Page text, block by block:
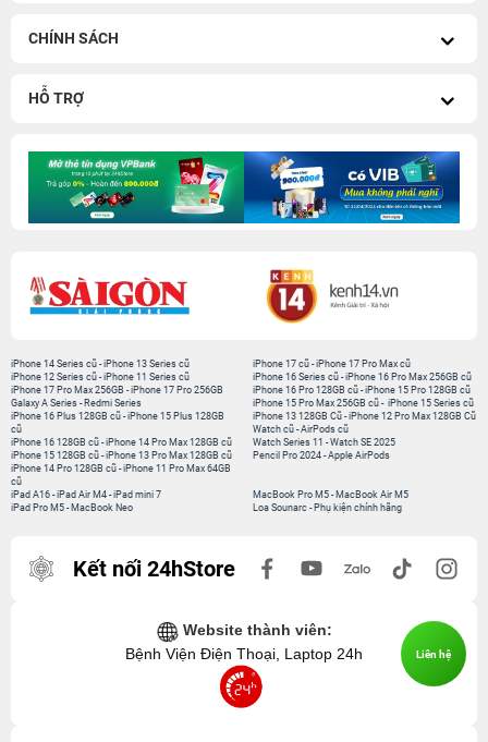
CHÍNH SÁCH
HỖ TRỢ
iPhone 14 Series cũ -iPhone 13 Series cũ
iPhone 12 Series cũ -iPhone 11 Series cũ
iPhone 17 Pro Max 256GB -iPhone 17 Pro 256GB
Galaxy A Series - Redmi Series
iPhone 17 cũ-iPhone 17 Pro Max cũ
iPhone 16 Series cũ- iPhone 16 Pro Max 256GB cũ
iPhone 16 Pro 128GB cũ-iPhone 15 Pro 128GB cũ
iPhone 15 Pro Max 256GB cũ- iPhone 15 Series cũ
iPhone 16 Plus 128GB cũ -iPhone 15 Plus 128GB
cũ
iPhone 16 128GB cũ -iPhone 14 Pro Max 128GB cũ
iPhone 15 128GB cũ -iPhone 13 Pro Max 128GB cũ
iPhone 14 Pro 128GB cũ -iPhone 11 Pro Max 64GB
cũ
iPhone 13 128GB Cũ-iPhone 12 Pro Max 128GB Cũ
Watch cũ-AirPods cũ
Watch Series 11 -Watch SE 2025
Pencil Pro 2024-Apple AirPods
iPad A16 -iPad Air M4 -iPad mini 7
iPad Pro M5 - MacBook Neo
MacBook Pro M5- MacBook Air M5
Loa Sounarc- Phụ kiện chính hãng
Kết nối 24hStore
Website thành viên:
Bệnh Viện Điện Thoại, Laptop 24h
Liên hệ